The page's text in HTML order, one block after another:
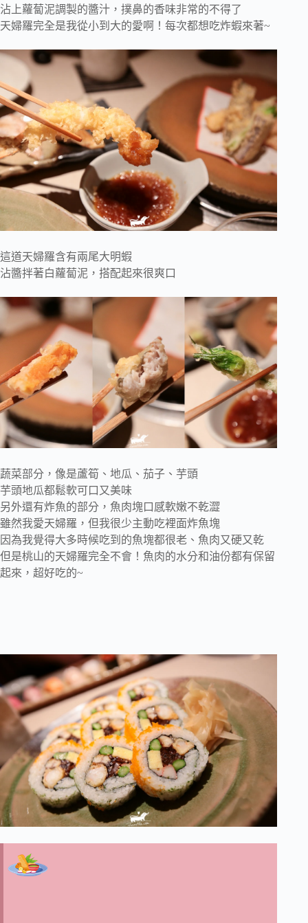
沾上蘿蔔泥調製的醬汁，撲鼻的香味非常的不得了
天婦羅完全是我從小到大的愛啊！每次都想吃炸蝦來著~
這道天婦羅含有兩尾大明蝦
沾醬拌著白蘿蔔泥，搭配起來很爽口
蔬菜部分，像是蘆筍、地瓜、茄子、芋頭
芋頭地瓜都鬆軟可口又美味
另外還有炸魚的部分，魚肉塊口感軟嫩不乾澀
雖然我愛天婦羅，但我很少主動吃裡面炸魚塊
因為我覺得大多時候吃到的魚塊都很老、魚肉又硬又乾
但是桃山的天婦羅完全不會！魚肉的水分和油份都有保留
起來，超好吃的~